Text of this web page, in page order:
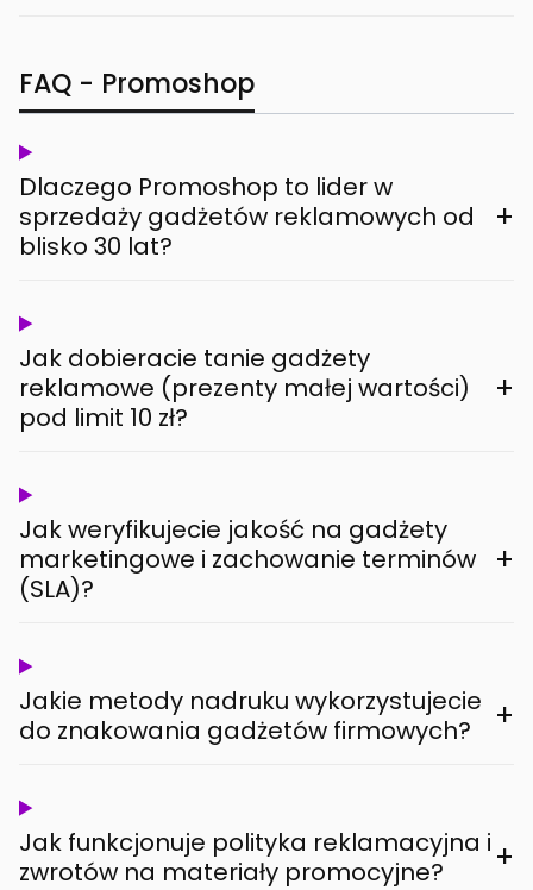
FAQ - Promoshop
Dlaczego Promoshop to lider w
sprzedaży gadżetów reklamowych od
blisko 30 lat?
+
Jak dobieracie tanie gadżety
reklamowe (prezenty małej wartości)
pod limit 10 zł?
+
Jak weryfikujecie jakość na gadżety
marketingowe i zachowanie terminów
(SLA)?
+
Jakie metody nadruku wykorzystujecie
do znakowania gadżetów firmowych?
+
Jak funkcjonuje polityka reklamacyjna i
zwrotów na materiały promocyjne?
+